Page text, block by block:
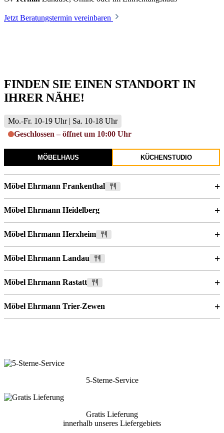
Jetzt Beratungstermin vereinbaren
FINDEN SIE EINEN STANDORT IN
IHRER NÄHE!
Mo.-Fr. 10-19 Uhr | Sa. 10-18 Uhr
Geschlossen – öffnet um 10:00 Uhr
MÖBELHAUS KÜCHENSTUDIO
Möbel Ehrmann Frankenthal +
Möbel Ehrmann Heidelberg +
Möbel Ehrmann Herxheim +
Möbel Ehrmann Landau +
Möbel Ehrmann Rastatt +
Möbel Ehrmann Trier-Zewen +
5-Sterne-Service
Gratis Lieferung
innerhalb unseres Liefergebiets